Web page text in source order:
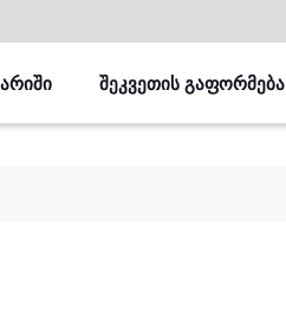
ᲨᲔᲙᲕᲔᲗᲘᲡ ᲒᲐᲤᲝᲠᲛᲔᲑᲐ